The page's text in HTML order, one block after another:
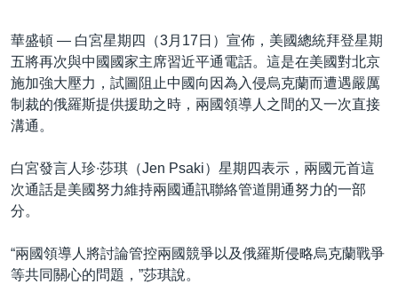
VOA 60秒 (國際)
美國專訊
視頻存檔
YOUTUBE頻道
時事經緯
新聞音頻
海外港人
港人港心
美國透視
建國史話
國語
關注我們
其他語言網站
華盛頓 — 白宮星期四（3月17日）宣佈，美國總統拜登星期
五將再次與中國國家主席習近平通電話。這是在美國對北京
施加強大壓力，試圖阻止中國向因為入侵烏克蘭而遭遇嚴厲
制裁的俄羅斯提供援助之時，兩國領導人之間的又一次直接
溝通。
白宮發言人珍∙莎琪（Jen Psaki）星期四表示，兩國元首這
次通話是美國努力維持兩國通訊聯絡管道開通努力的一部
分。
“兩國領導人將討論管控兩國競爭以及俄羅斯侵略烏克蘭戰爭
等共同關心的問題，”莎琪說。